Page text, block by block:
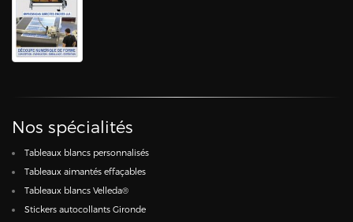
Nos spécialités
Tableaux blancs personnalisés
Tableaux aimantés effaçables
Tableaux blancs Velleda®
Stickers autocollants Gironde